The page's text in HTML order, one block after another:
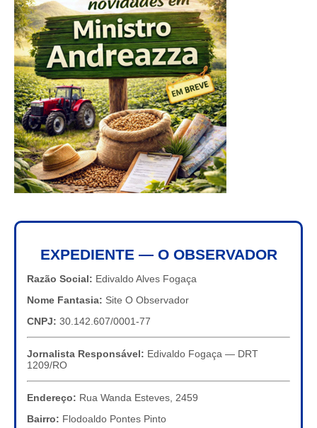
EXPEDIENTE — O OBSERVADOR
Razão Social: Edivaldo Alves Fogaça
Nome Fantasia: Site O Observador
CNPJ: 30.142.607/0001-77
Jornalista Responsável: Edivaldo Fogaça — DRT
1209/RO
Endereço: Rua Wanda Esteves, 2459
Bairro: Flodoaldo Pontes Pinto